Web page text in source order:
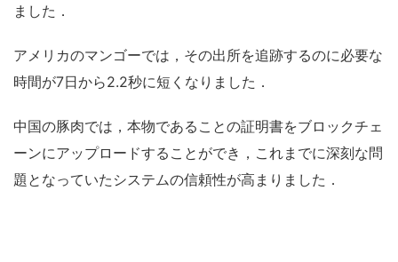
ました．
アメリカのマンゴーでは，その出所を追跡するのに必要な
時間が7日から2.2秒に短くなりました．
中国の豚肉では，本物であることの証明書をブロックチェ
ーンにアップロードすることができ，これまでに深刻な問
題となっていたシステムの信頼性が高まりました．